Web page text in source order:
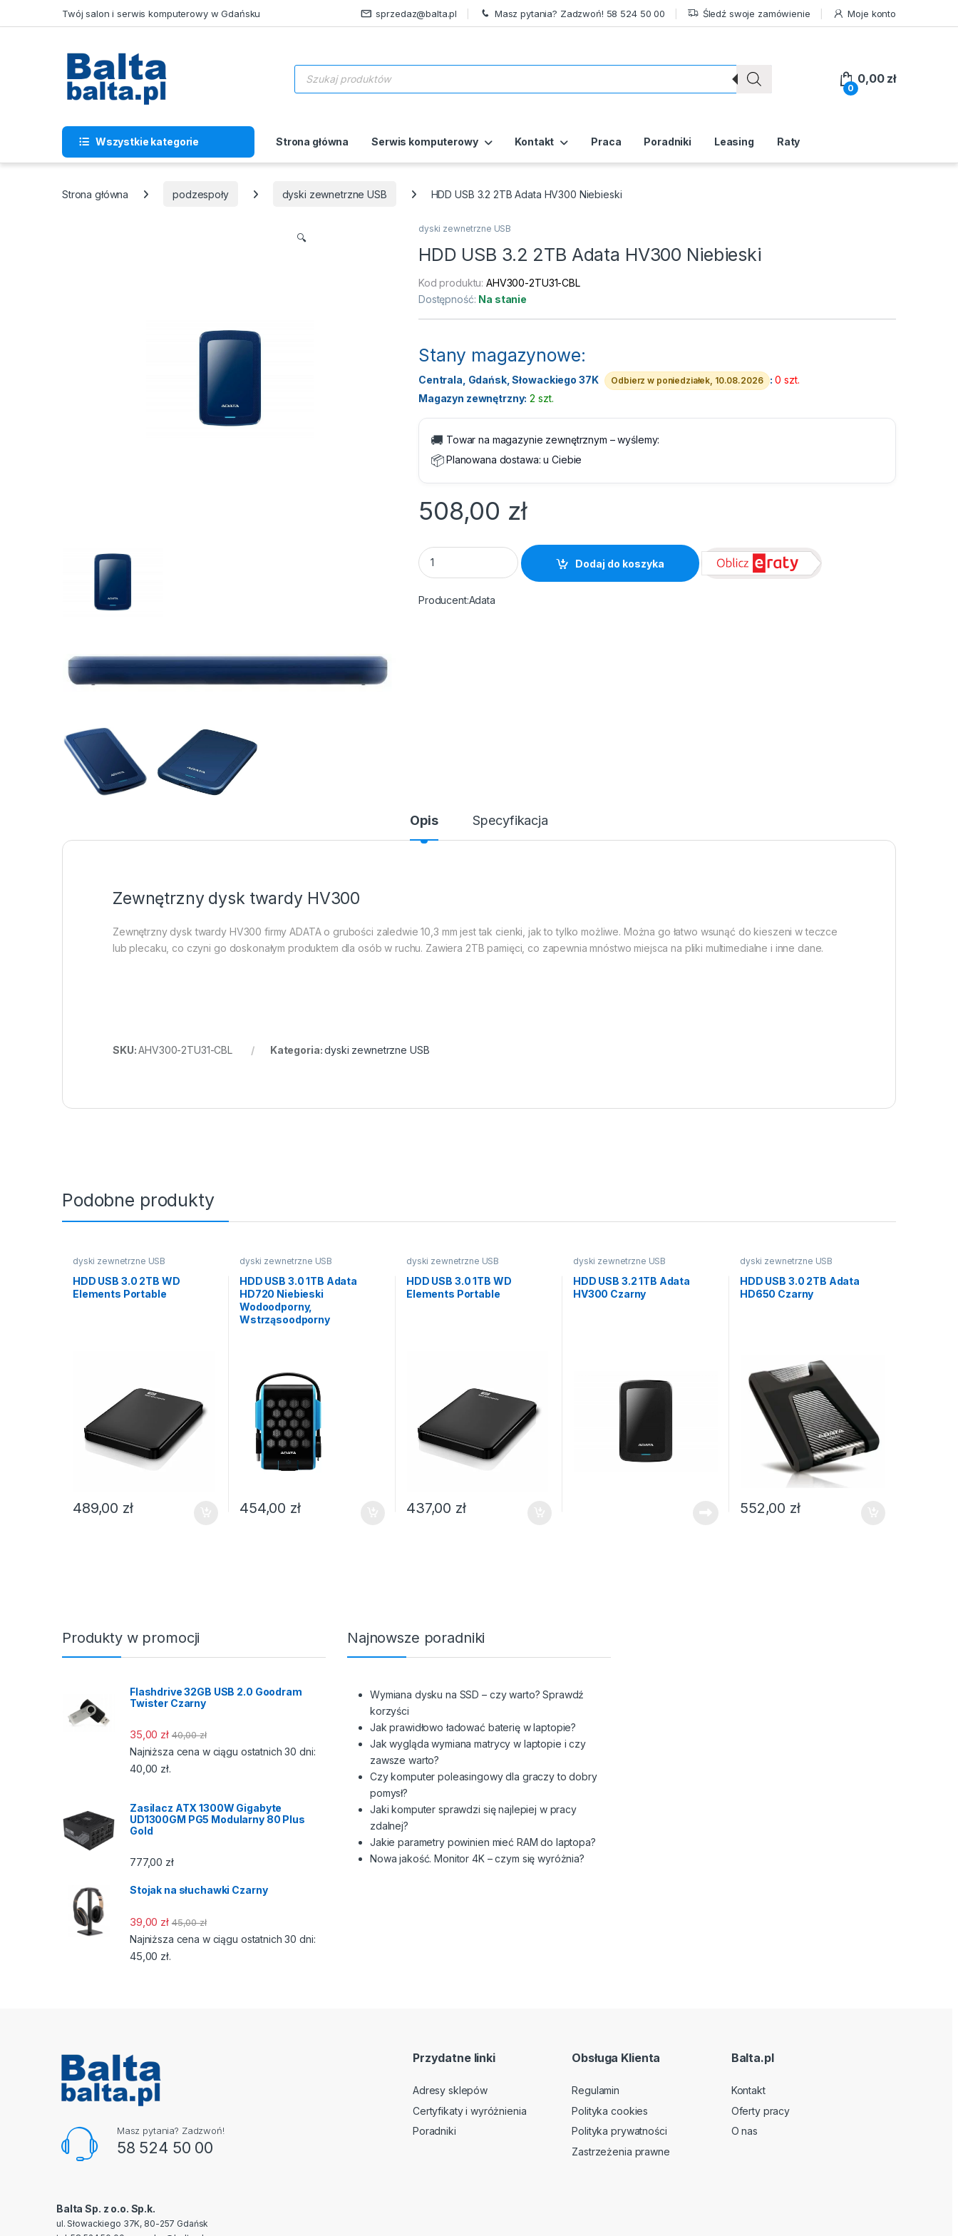
Skip to navigationTwój salon i serwis komputerowy w Gdańsku sprzedaz@balta.pl Masz pytania? Zadzwoń! 58 524 50 00 Śledź swoje zamówienie Moje konto
Wyszukiwarka produktów
0
0,00 zł
Wszystkie kategorie Strona główna Serwis komputerowy Kontakt Praca Poradniki Leasing Raty
Strona główna podzespoły dyski zewnetrzne USB HDD USB 3.2 2TB Adata HV300 Niebieski
🔍
dyski zewnetrzne USB
HDD USB 3.2 2TB Adata HV300 Niebieski
Kod produktu:AHV300-2TU31-CBL
Dostępność: Na stanie
Stany magazynowe:
Centrala, Gdańsk, Słowackiego 37K Odbierz w poniedziałek, 10.08.2026 : 0 szt.
Magazyn zewnętrzny: 2 szt.
🚚 Towar na magazynie zewnętrznym – wyślemy:
📦Planowana dostawa:u Ciebie
508,00 zł
HDD USB 3.2 2TB Adata HV300 Niebieski quantity
Dodaj do koszyka
Adata
Opis Specyfikacja
Zewnętrzny dysk twardy HV300
Zewnętrzny dysk twardy HV300 firmy ADATA o grubości zaledwie 10,3 mm jest tak cienki, jak to tylko możliwe. Można go łatwo wsunąć do kieszeni w teczce
lub plecaku, co czyni go doskonałym produktem dla osób w ruchu. Zawiera 2TB pamięci, co zapewnia mnóstwo miejsca na pliki multimedialne i inne dane.
SKU:AHV300-2TU31-CBL Kategoria:dyski zewnetrzne USB
Podobne produkty
dyski zewnetrzne USB
HDD USB 3.0 2TB WD
Elements Portable
489,00 zł
dyski zewnetrzne USB
HDD USB 3.0 1TB Adata
HD720 Niebieski
Wodoodporny,
Wstrząsoodporny
454,00 zł
dyski zewnetrzne USB
HDD USB 3.0 1TB WD
Elements Portable
437,00 zł
dyski zewnetrzne USB
HDD USB 3.2 1TB Adata
HV300 Czarny
dyski zewnetrzne USB
HDD USB 3.0 2TB Adata
HD650 Czarny
552,00 zł
Produkty w promocji
Flashdrive 32GB USB 2.0 Goodram
Twister Czarny
35,00 zł 40,00zł
Najniższa cena w ciągu ostatnich 30 dni:
40,00 zł.
Zasilacz ATX 1300W Gigabyte
UD1300GM PG5 Modularny 80 Plus
Gold
777,00 zł
Stojak na słuchawki Czarny
39,00 zł 45,00zł
Najniższa cena w ciągu ostatnich 30 dni:
45,00 zł.
Najnowsze poradniki
Wymiana dysku na SSD – czy warto? Sprawdź
korzyści
Jak prawidłowo ładować baterię w laptopie?
Jak wygląda wymiana matrycy w laptopie i czy
zawsze warto?
Czy komputer poleasingowy dla graczy to dobry
pomysł?
Jaki komputer sprawdzi się najlepiej w pracy
zdalnej?
Jakie parametry powinien mieć RAM do laptopa?
Nowa jakość. Monitor 4K – czym się wyróżnia?
Masz pytania? Zadzwoń!
58 524 50 00
Balta Sp. z o.o. Sp.k.
ul. Słowackiego 37K, 80-257 Gdańsk
Przydatne linki
Adresy sklepów
Certyfikaty i wyróżnienia
Poradniki
Obsługa Klienta
Regulamin
Polityka cookies
Polityka prywatności
Zastrzeżenia prawne
Balta.pl
Kontakt
Oferty pracy
O nas